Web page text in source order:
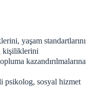
yaşam standartlarını
kişiliklerini
kazandırılmalarına
psikolog, sosyal hizmet